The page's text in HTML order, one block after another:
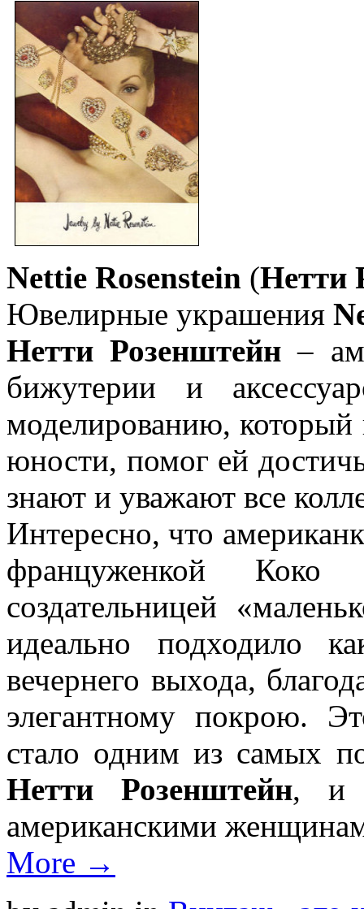
Nettie Rosenstein (Нетти
Ювелирные украшения
Нетти Розенштейн –
бижутерии и
моделированию, который
юности, помог ей
знают и уважают все
Интересно, что
француженкой Коко
создательницей
идеально подходило
вечернего выхода,
элегантному покрою.
стало одним из самых
Нетти Розенштейн, и
американскими
More →